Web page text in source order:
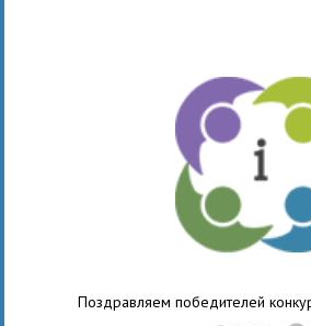
Поздравляем победителей